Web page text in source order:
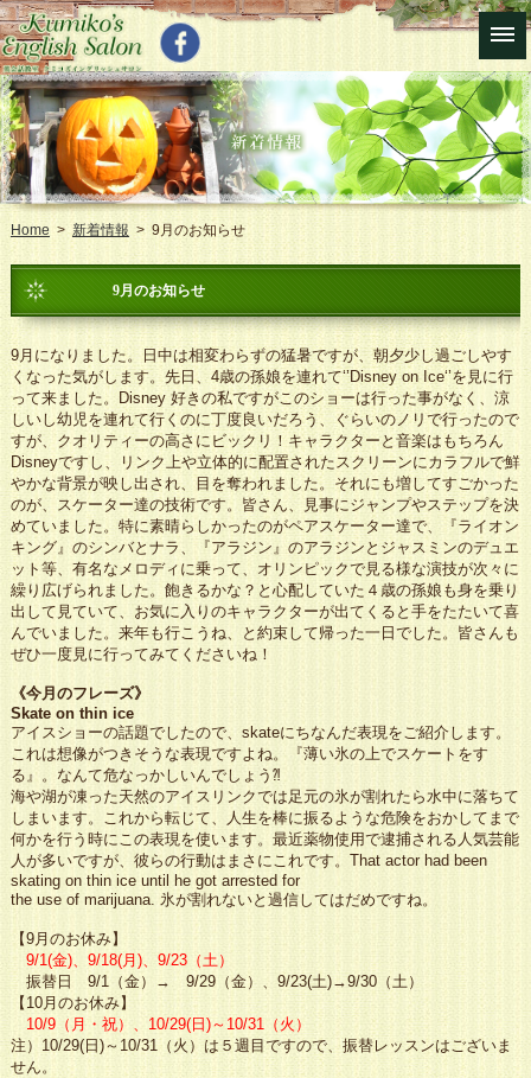
Home > 新着情報 > 9月のお知らせ
9月のお知らせ
9月になりました。日中は相変わらずの猛暑ですが、朝夕少し過ごしやす
くなった気がします。先日、4歳の孫娘を連れて‘’Disney on Ice‘’を見に行
って来ました。Disney 好きの私ですがこのショーは行った事がなく、涼
しいし幼児を連れて行くのに丁度良いだろう、ぐらいのノリで行ったので
すが、クオリティーの高さにビックリ！キャラクターと音楽はもちろん
Disneyですし、リンク上や立体的に配置されたスクリーンにカラフルで鮮
やかな背景が映し出され、目を奪われました。それにも増してすごかった
のが、スケーター達の技術です。皆さん、見事にジャンプやステップを決
めていました。特に素晴らしかったのがペアスケーター達で、『ライオン
キング』のシンバとナラ、『アラジン』のアラジンとジャスミンのデュエ
ット等、有名なメロディに乗って、オリンピックで見る様な演技が次々に
繰り広げられました。飽きるかな？と心配していた４歳の孫娘も身を乗り
出して見ていて、お気に入りのキャラクターが出てくると手をたたいて喜
んでいました。来年も行こうね、と約束して帰った一日でした。皆さんも
ぜひ一度見に行ってみてくださいね！
《今月のフレーズ》
Skate on thin ice
アイスショーの話題でしたので、skateにちなんだ表現をご紹介します。
これは想像がつきそうな表現ですよね。『薄い氷の上でスケートをす
る』。なんて危なっかしいんでしょう⁈
海や湖が凍った天然のアイスリンクでは足元の氷が割れたら水中に落ちて
しまいます。これから転じて、人生を棒に振るような危険をおかしてまで
何かを行う時にこの表現を使います。最近薬物使用で逮捕される人気芸能
人が多いですが、彼らの行動はまさにこれです。That actor had been
skating on thin ice until he got arrested for
the use of marijuana. 氷が割れないと過信してはだめですね。
【9月のお休み】
9/1(金)、9/18(月)、9/23（土）
振替日 9/1（金）→ 9/29（金）、9/23(土)→9/30（土）
【10月のお休み】
10/9（月・祝）、10/29(日)～10/31（火）
注）10/29(日)～10/31（火）は５週目ですので、振替レッスンはございま
せん。